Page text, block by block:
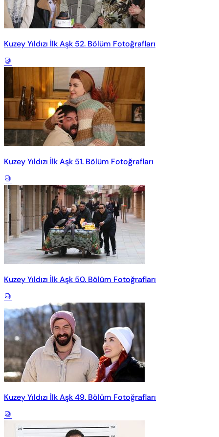
Kuzey Yıldızı İlk Aşk 52. Bölüm Fotoğrafları
Kuzey Yıldızı İlk Aşk 51. Bölüm Fotoğrafları
Kuzey Yıldızı İlk Aşk 50. Bölüm Fotoğrafları
Kuzey Yıldızı İlk Aşk 49. Bölüm Fotoğrafları